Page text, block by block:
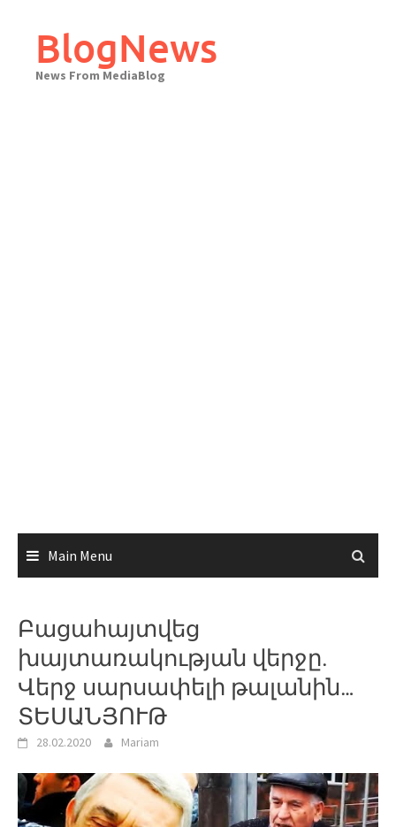
contentBlogNews
News From MediaBlog
Main Menu
Բացահայտվեց
խայտառակության վերջը.
Վերջ սարսափելի թալանին…
ՏԵՍԱՆՅՈՒԹ
28.02.2020 Mariam